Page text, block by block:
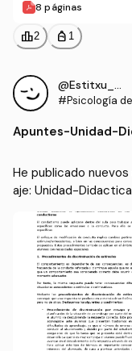
8 páginas
leaderboard2 personal_bag 1
@Estitxu_98
#Psicología
Apuntes-Unidad-
He publicado
aje: Unidad-